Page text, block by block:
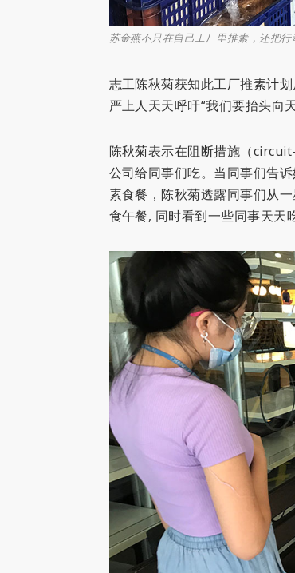
苏金燕不只在自己工厂里推素，还把行
志工陈秋菊获知此工厂推素计
严上人天天呼吁“我们要抬头向
陈秋菊表示在阻断措施（
公司给同事们吃。当同事们告
素食餐，陈秋菊透露同事们从
食午餐, 同时看到一些同事天天